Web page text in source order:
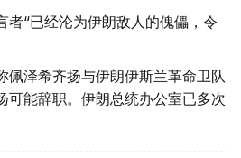
者“已经沦为伊朗敌人的傀儡，令
佩泽希齐扬与伊朗伊斯兰革命卫队
可能辞职。伊朗总统办公室已多次